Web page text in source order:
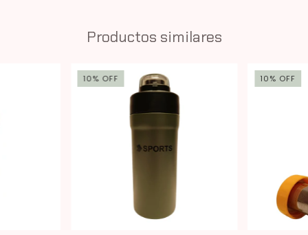
Productos similares
10% OFF 10% OFF